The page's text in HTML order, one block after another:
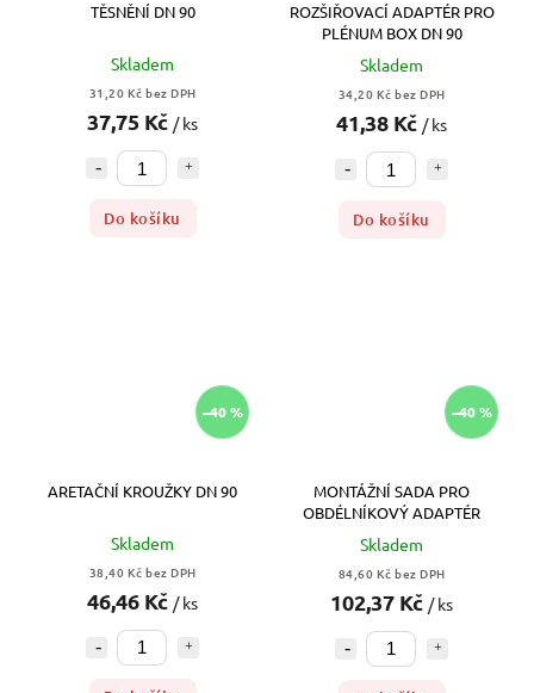
TĚSNĚNÍ DN 90
Skladem
31,20 Kč bez DPH
37,75 Kč / ks
Do košíku
ROZŠIŘOVACÍ ADAPTÉR PRO
PLÉNUM BOX DN 90
Skladem
34,20 Kč bez DPH
41,38 Kč / ks
Do košíku
–40 %
ARETAČNÍ KROUŽKY DN 90
Skladem
38,40 Kč bez DPH
46,46 Kč / ks
–40 %
MONTÁŽNÍ SADA PRO
OBDÉLNÍKOVÝ ADAPTÉR
Skladem
84,60 Kč bez DPH
102,37 Kč / ks